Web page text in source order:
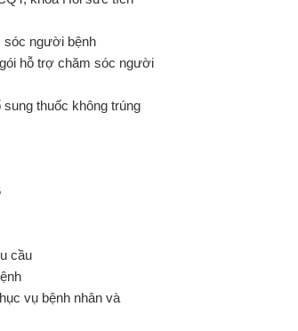
sóc người bệnh
hỗ trợ chăm sóc người
thuốc không trúng
cầu
vụ bệnh nhân và